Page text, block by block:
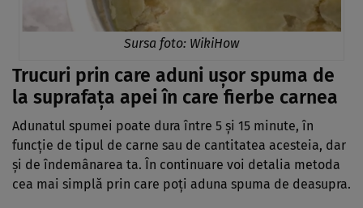
Sursa foto: WikiHow
Trucuri prin care aduni ușor spuma de
la suprafața apei în care fierbe carnea
Adunatul spumei poate dura între 5 și 15 minute, în
funcție de tipul de carne sau de cantitatea acesteia, dar
și de îndemânarea ta. În continuare voi detalia metoda
cea mai simplă prin care poți aduna spuma de deasupra.